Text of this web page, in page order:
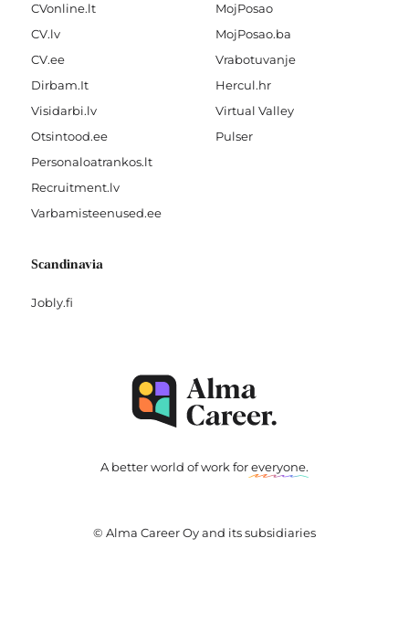
CVonline.lt
CV.lv
CV.ee
Dirbam.It
Visidarbi.lv
Otsintood.ee
Personaloatrankos.lt
Recruitment.lv
Varbamisteenused.ee
MojPosao
MojPosao.ba
Vrabotuvanje
Hercul.hr
Virtual Valley
Pulser
Scandinavia
Jobly.fi
A better world of work foreveryone.
© Alma Career Oy and its subsidiaries